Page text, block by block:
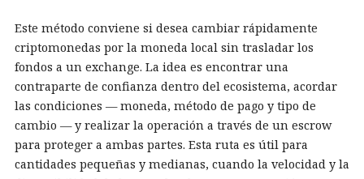
Este método conviene si desea cambiar rápidamente
criptomonedas por la moneda local sin trasladar los
fondos a un exchange. La idea es encontrar una
contraparte de confianza dentro del ecosistema, acordar
las condiciones — moneda, método de pago y tipo de
cambio — y realizar la operación a través de un escrow
para proteger a ambas partes. Esta ruta es útil para
cantidades pequeñas y medianas, cuando la velocidad y la